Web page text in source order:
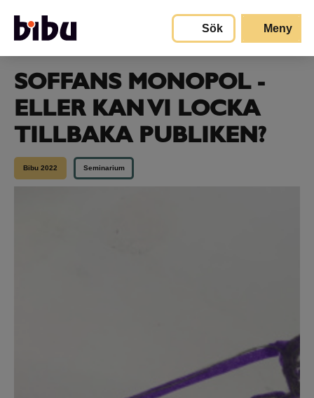
Sök
Meny
SOFFANS MONOPOL -
ELLER KAN VI LOCKA
TILLBAKA PUBLIKEN?
Bibu 2022 Seminarium